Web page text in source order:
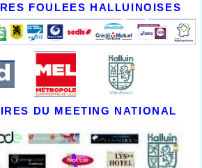
FOULEES HALLUINOISES
DU MEETING NATIONAL